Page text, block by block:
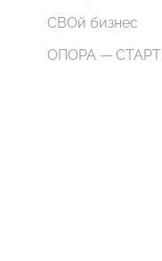
СВОй бизнес
ОПОРА — СТАРТ